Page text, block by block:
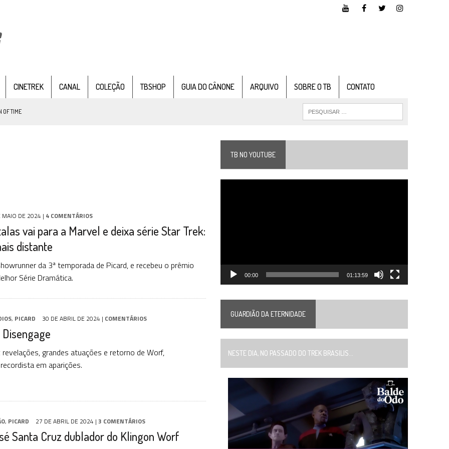
CINETREK CANAL COLEÇÃO TBSHOP GUIA DO CÂNONE ARQUIVO SOBRE O TB CONTATO
OF TIME
DE FÃS AXANAR HORAS APÓS ESTREIA
SOBRE DIFERENTES PONTOS DE VISTA
JÁ DISPONÍVEL EM PRÉ-VENDA!
MAIO DE 2024 | 4 COMENTÁRIOS
vai para a Marvel e deixa série Star Trek:
distante
da 3ª temporada de Picard, e recebeu o prêmio
Série Dramática.
, PICARD 30 DE ABRIL DE 2024 | COMENTÁRIOS
grandes atuações e retorno de Worf,
em aparições.
, PICARD 27 DE ABRIL DE 2024 | 3 COMENTÁRIOS
Santa Cruz dublador do Klingon Worf
TB NO YOUTUBE
00:00 01:13:59
GUARDIÃO DA ETERNIDADE
NESTE DIA, NO PASSADO DO TREK BRASILIS...